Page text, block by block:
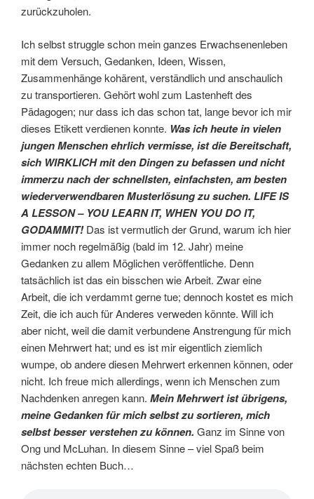
zurückzuholen.
Ich selbst struggle schon mein ganzes Erwachsenenleben
mit dem Versuch, Gedanken, Ideen, Wissen,
Zusammenhänge kohärent, verständlich und anschaulich
zu transportieren. Gehört wohl zum Lastenheft des
Pädagogen; nur dass ich das schon tat, lange bevor ich mir
dieses Etikett verdienen konnte. Was ich heute in vielen
jungen Menschen ehrlich vermisse, ist die Bereitschaft,
sich WIRKLICH mit den Dingen zu befassen und nicht
immerzu nach der schnellsten, einfachsten, am besten
wiederverwendbaren Musterlösung zu suchen. LIFE IS
A LESSON – YOU LEARN IT, WHEN YOU DO IT,
GODAMMIT!Das ist vermutlich der Grund, warum ich hier
immer noch regelmäßig (bald im 12. Jahr) meine
Gedanken zu allem Möglichen veröffentliche. Denn
tatsächlich ist das ein bisschen wie Arbeit. Zwar eine
Arbeit, die ich verdammt gerne tue; dennoch kostet es mich
Zeit, die ich auch für Anderes verweden könnte. Will ich
aber nicht, weil die damit verbundene Anstrengung für mich
einen Mehrwert hat; und es ist mir eigentlich ziemlich
wumpe, ob andere diesen Mehrwert erkennen können, oder
nicht. Ich freue mich allerdings, wenn ich Menschen zum
Nachdenken anregen kann. Mein Mehrwert ist übrigens,
meine Gedanken für mich selbst zu sortieren, mich
selbst besser verstehen zu können. Ganz im Sinne von
Ong und McLuhan. In diesem Sinne – viel Spaß beim
nächsten echten Buch…